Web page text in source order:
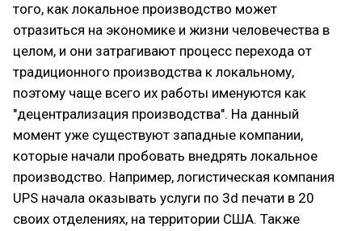
того, как локальное производство может
отразиться на экономике и жизни человечества в
целом, и они затрагивают процесс перехода от
традиционного производства к локальному,
поэтому чаще всего их работы именуются как
"децентрализация производства". На данный
момент уже существуют западные компании,
которые начали пробовать внедрять локальное
производство. Например, логистическая компания
UPS начала оказывать услуги по 3d печати в 20
своих отделениях, на территории США. Также